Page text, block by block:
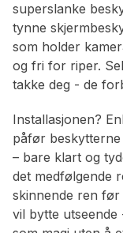
superslanke
tynne
som holder
og fri for riper.
takke deg - de
Installasjonen?
påfør
– bare klart og
det medfølgende
skinnende ren før
vil bytte